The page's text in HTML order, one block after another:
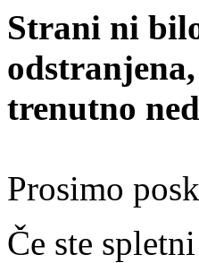
Strani ni
trenutno
Prosimo
Če ste